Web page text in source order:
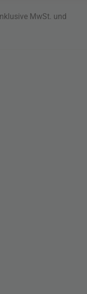
MwSt. und